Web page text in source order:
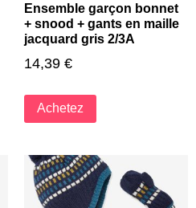
Ensemble garçon bonnet
+ snood + gants en maille
jacquard gris 2/3A
14,39 €
Achetez